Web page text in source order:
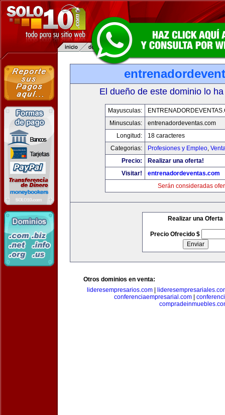
El dueño de este dominio lo
Mayusculas:
Minusculas:
entrenadordeventas.com
Longitud:
18 caracteres
Categorias:
Profesiones y Empleo,
Precio:
Realizar una oferta!
Visitar!
entrenadordeventas.com
Serán consideradas
Realizar una Oferta
Precio Ofrecido $
Otros dominios en venta:
lideresempresarios.com
conferenciaempresarial.com